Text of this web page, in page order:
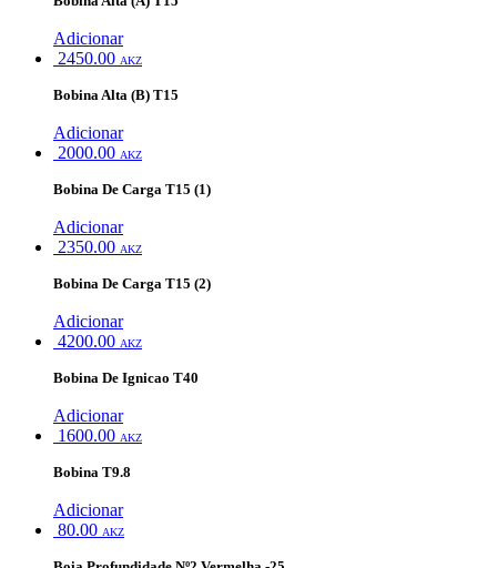
Adicionar
2450.00 AKZ
Bobina Alta (B) T15
Adicionar
2000.00 AKZ
Bobina De Carga T15 (1)
Adicionar
2350.00 AKZ
Bobina De Carga T15 (2)
Adicionar
4200.00 AKZ
Bobina De Ignicao T40
Adicionar
1600.00 AKZ
Bobina T9.8
Adicionar
80.00 AKZ